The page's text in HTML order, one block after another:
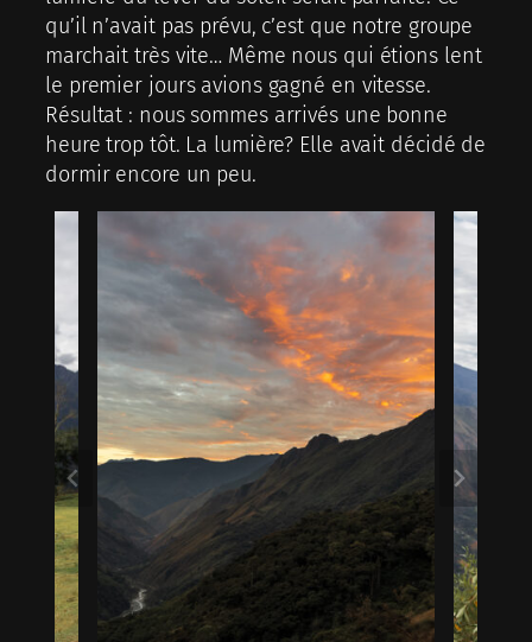
qu’il n’avait pas prévu, c’est que notre groupe
marchait très vite… Même nous qui étions lent
le premier jours avions gagné en vitesse.
Résultat : nous sommes arrivés une bonne
heure trop tôt. La lumière? Elle avait décidé de
dormir encore un peu.